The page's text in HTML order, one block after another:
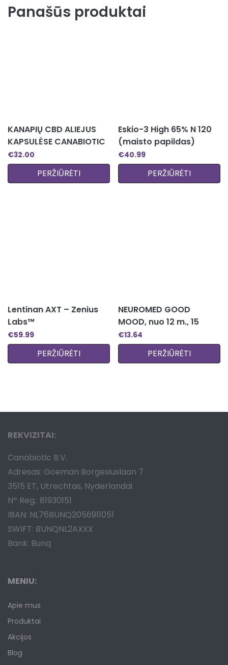
Panašūs produktai
KANAPIŲ CBD ALIEJUS
KAPSULĖSE CANABIOTIC
CBD OIL CAPSULES 30
KAPSULIŲ 800 MG
€32.00
PERŽIŪRĖTI
Eskio-3 High 65% N 120
(maisto papildas)
€40.99
PERŽIŪRĖTI
Lentinan AXT – Zenius
Labs™
€59.99
PERŽIŪRĖTI
NEUROMED GOOD
MOOD, nuo 12 m., 15
kapsulių
€13.64
PERŽIŪRĖTI
REKVIZITAI:
Canabiotic B.V.
Adresas: Goeman Borgesiuslaan 7
3515 ET, Utrechtas, Nyderlandai
Nº Reg.: 81930151
IBAN: NL76BUNQ2056911051
SWIFT: BUNQNL2AXXX
Bank: Bunq
MENIU:
Apie mus
Produktai
Akcijos
Blog